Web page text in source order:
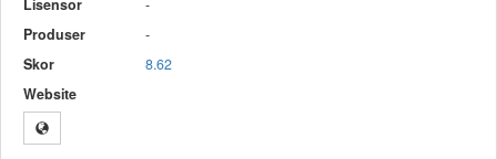
Lisensor
-
Produser
-
Skor
8.62
Website